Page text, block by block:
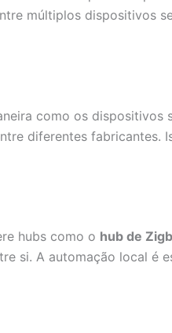
múltiplos dispositivos
como os dispositivos
diferentes fabricantes.
hubs como o hub de
si. A automação local é